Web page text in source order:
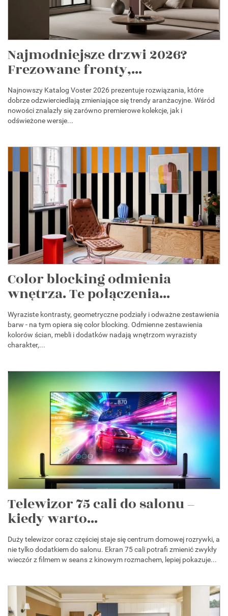
Najmodniejsze drzwi 2026?
Frezowane fronty,...
Najnowszy Katalog Voster 2026 prezentuje rozwiązania, które
dobrze odzwierciedlają zmieniające się trendy aranżacyjne. Wśród
nowości znalazły się zarówno premierowe kolekcje, jak i
odświeżone wersje...
Color blocking odmienia
wnętrza. Te połączenia...
Wyraziste kontrasty, geometryczne podziały i odważne zestawienia
barw - na tym opiera się color blocking. Odmienne zestawienia
kolorów ścian, mebli i dodatków nadają wnętrzom wyrazisty
charakter,...
Telewizor 75 cali do salonu –
kiedy warto...
Duży telewizor coraz częściej staje się centrum domowej rozrywki, a
nie tylko dodatkiem do salonu. Ekran 75 cali potrafi zmienić zwykły
wieczór z filmem w seans z kinowym rozmachem, lepiej pokazuje...